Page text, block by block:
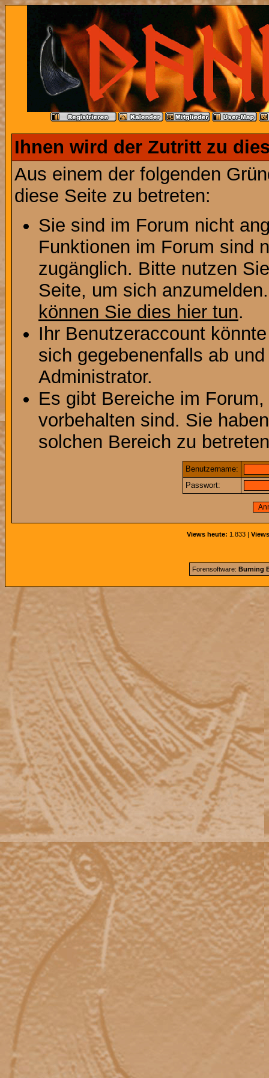
Ihnen wird der Zutritt zu
Aus einem der folgenden
diese Seite zu betreten:
Sie sind im Forum nicht
Funktionen im Forum sind
zugänglich. Bitte nutzen
Seite, um sich
können Sie dies hier tun.
Ihr Benutzeraccount
sich gegebenenfalls ab
Administrator.
Es gibt Bereiche im
vorbehalten sind. Sie
solchen Bereich zu
Benutzername:
Passwort:
Views heute: 1.833 |
Forensoftware: Burning